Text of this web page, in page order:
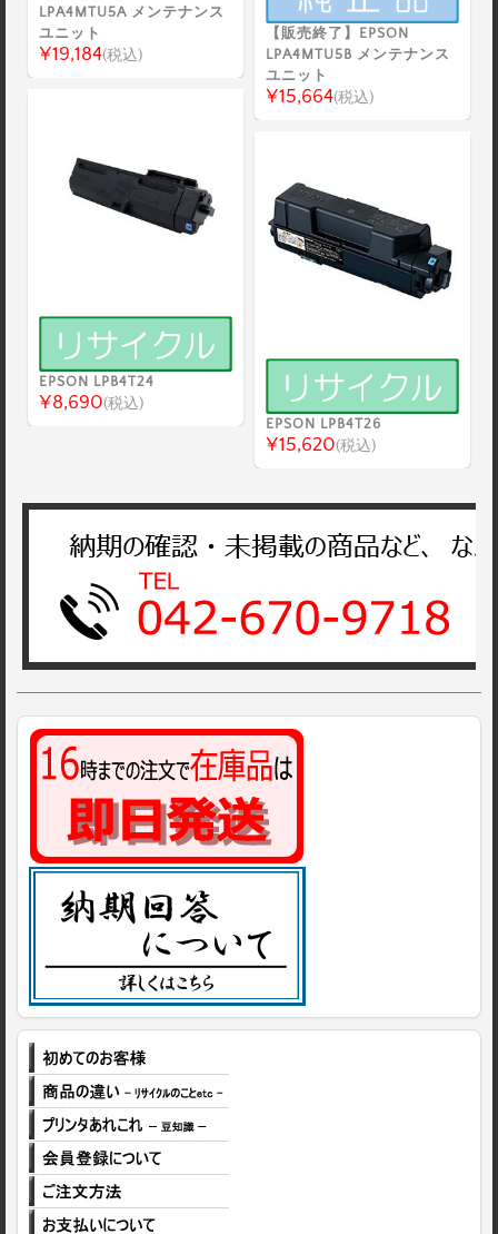
LPA4MTU5A メンテナンス
ユニット
¥19,184(税込)
【販売終了】EPSON
LPA4MTU5B メンテナンス
ユニット
¥15,664(税込)
EPSON LPB4T24
¥8,690(税込)
EPSON LPB4T26
¥15,620(税込)